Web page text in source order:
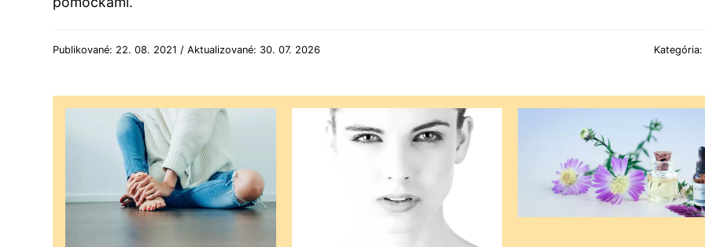
Publikované: 22. 08. 2021 / Aktualizované: 30. 07. 2026 Kategória: